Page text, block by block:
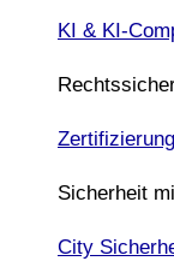
KI & KI-
Sicherheit
City